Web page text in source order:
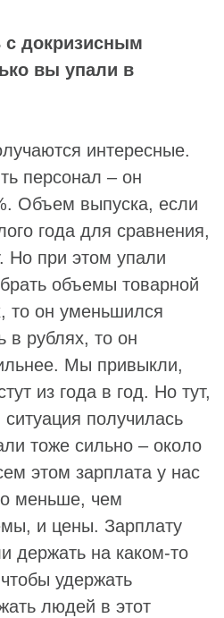
с докризисным
вы упали в
интересные.
персонал – он
Объем выпуска, если
года для сравнения,
Но при этом упали
объемы товарной
то он уменьшился
в рублях, то он
Мы привыкли,
из года в год. Но тут,
получилась
тоже сильно – около
этом зарплата у нас
меньше, чем
и цены. Зарплату
держать на каком-то
удержать
людей в этот